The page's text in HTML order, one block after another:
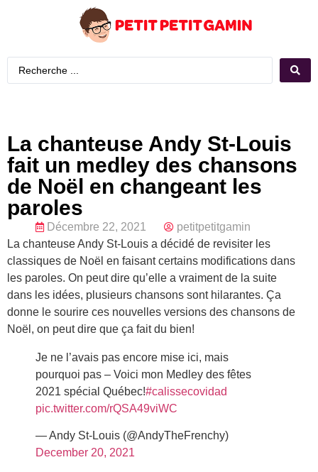
La chanteuse Andy St-Louis
fait un medley des chansons
de Noël en changeant les
paroles
Décembre 22, 2021
petitpetitgamin
La chanteuse Andy St-Louis a décidé de revisiter les
classiques de Noël en faisant certains modifications dans
les paroles. On peut dire qu’elle a vraiment de la suite
dans les idées, plusieurs chansons sont hilarantes. Ça
donne le sourire ces nouvelles versions des chansons de
Noël, on peut dire que ça fait du bien!
Je ne l’avais pas encore mise ici, mais
pourquoi pas – Voici mon Medley des fêtes
2021 spécial Québec!#calissecovidad
pic.twitter.com/rQSA49viWC
— Andy St-Louis (@AndyTheFrenchy)
December 20, 2021